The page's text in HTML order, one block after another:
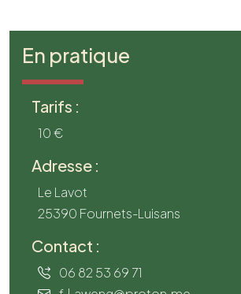
En pratique
Tarifs :
10 €
Adresse :
Le Lavot
25390 Fournets-Luisans
Contact :
06 82 53 69 71